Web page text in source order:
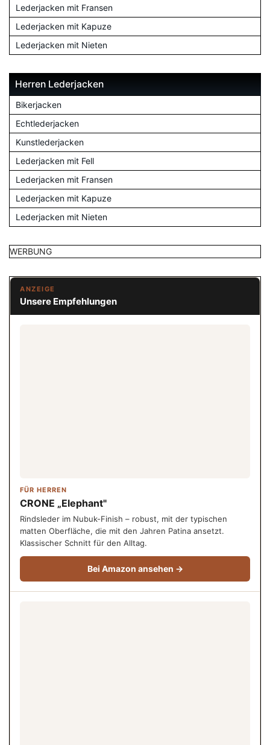
Lederjacken mit Fransen
Lederjacken mit Kapuze
Lederjacken mit Nieten
Herren Lederjacken
Bikerjacken
Echtlederjacken
Kunstlederjacken
Lederjacken mit Fell
Lederjacken mit Fransen
Lederjacken mit Kapuze
Lederjacken mit Nieten
WERBUNG
ANZEIGE
Unsere Empfehlungen
FÜR HERREN
CRONE „Elephant"
Rindsleder im Nubuk-Finish – robust, mit der typischen
matten Oberfläche, die mit den Jahren Patina ansetzt.
Klassischer Schnitt für den Alltag.
Bei Amazon ansehen →